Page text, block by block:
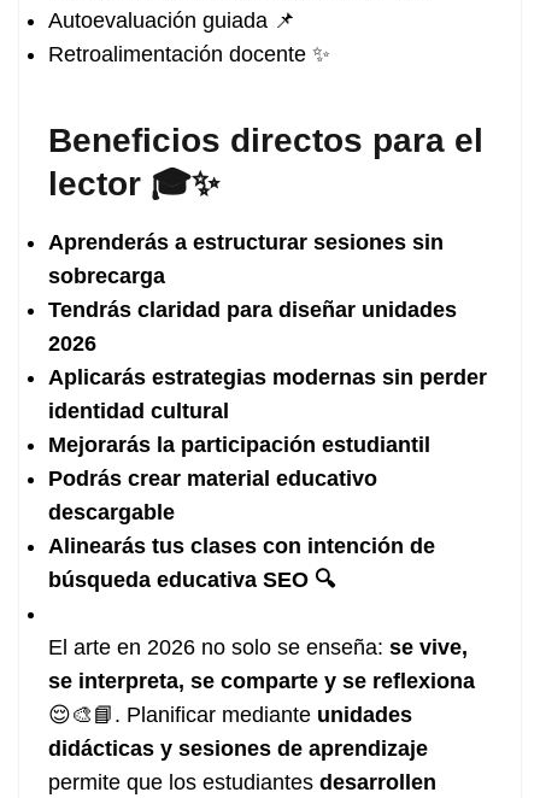
Autoevaluación guiada 📌
Retroalimentación docente ✨
Beneficios directos para el
lector 🎓✨
Aprenderás a estructurar sesiones sin
sobrecarga
Tendrás claridad para diseñar unidades
2026
Aplicarás estrategias modernas sin perder
identidad cultural
Mejorarás la participación estudiantil
Podrás crear material educativo
descargable
Alinearás tus clases con intención de
búsqueda educativa SEO 🔍
El arte en 2026 no solo se enseña: se vive,
se interpreta, se comparte y se reflexiona
😌🎨📘. Planificar mediante unidades
didácticas y sesiones de aprendizaje
permite que los estudiantes desarrollen